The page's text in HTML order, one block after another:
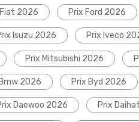
2026 Prix Ford 2026
Isuzu 2026 Prix Iveco
Prix Mitsubishi 2026
2026 Prix Byd 2026
Daewoo 2026 Prix